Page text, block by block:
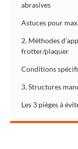
abrasives
Astuces pour
2. Méthodes
frotter/plaquer
Conditions
3. Structures
Les 3 pièges à